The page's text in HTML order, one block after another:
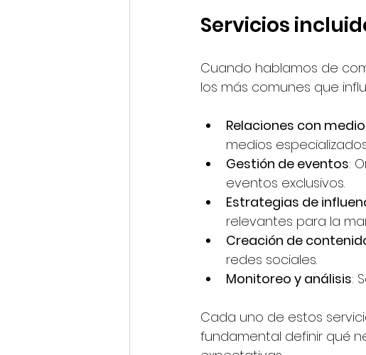
Servicios
Cuando hablamos de
los más comunes que
Relaciones con
medios
Gestión de eventos:
eventos exclusivos.
Estrategias de
relevantes para la
Creación de
redes sociales.
Monitoreo y análisis:
Cada uno de estos
fundamental definir qué